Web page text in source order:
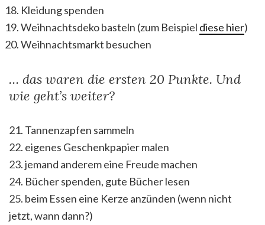
Kleidung spenden
Weihnachtsdeko basteln (zum Beispiel diese hier)
Weihnachtsmarkt besuchen
… das waren die ersten 20 Punkte. Und
wie geht’s weiter?
21. Tannenzapfen sammeln
22. eigenes Geschenkpapier malen
23. jemand anderem eine Freude machen
24. Bücher spenden, gute Bücher lesen
25. beim Essen eine Kerze anzünden (wenn nicht
jetzt, wann dann?)